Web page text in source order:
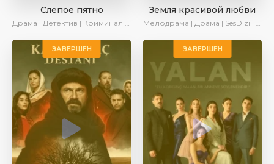
Слепое пятно
Драма | Детектив | Криминал | SesDizi | AlisaDirilis | Сериалы 2024
Земля красивой любви
Мелодрама | Драма | SesDizi | AlisaDirilis | Сериалы 2024
ЗАВЕРШЕН ЗАВЕРШЕН